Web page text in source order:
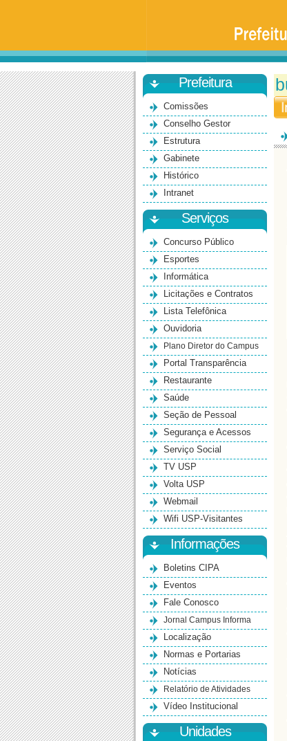
São
Paulo
-
Bauru Prefeitura
Comissões
Conselho Gestor
Estrutura
Gabinete
Histórico
Intranet
Serviços
Concurso Público
Esportes
Informática
Licitações e Contratos
Lista Telefônica
Ouvidoria
Plano Diretor do Campus
Portal Transparência
Restaurante
Saúde
Seção de Pessoal
Segurança e Acessos
Serviço Social
TV USP
Volta USP
Webmail
Wifi USP-Visitantes
Informações
Boletins CIPA
Eventos
Fale Conosco
Jornal Campus Informa
Localização
Normas e Portarias
Notícias
Relatório de Atividades
Vídeo Institucional
Unidades